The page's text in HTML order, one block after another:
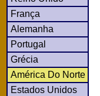
França
Alemanha
Portugal
Grécia
América Do Norte
Estados Unidos